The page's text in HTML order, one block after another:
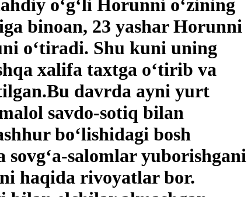
o‘g‘li Horunni o‘zining
binoan, 23 yashar Horunni
o‘tiradi. Shu kuni uning
xalifa taxtga o‘tirib va
davrda ayni yurt
savdo-sotiq bilan
bo‘lishidagi bosh
salomlar yuborishgani
haqida rivoyatlar bor.